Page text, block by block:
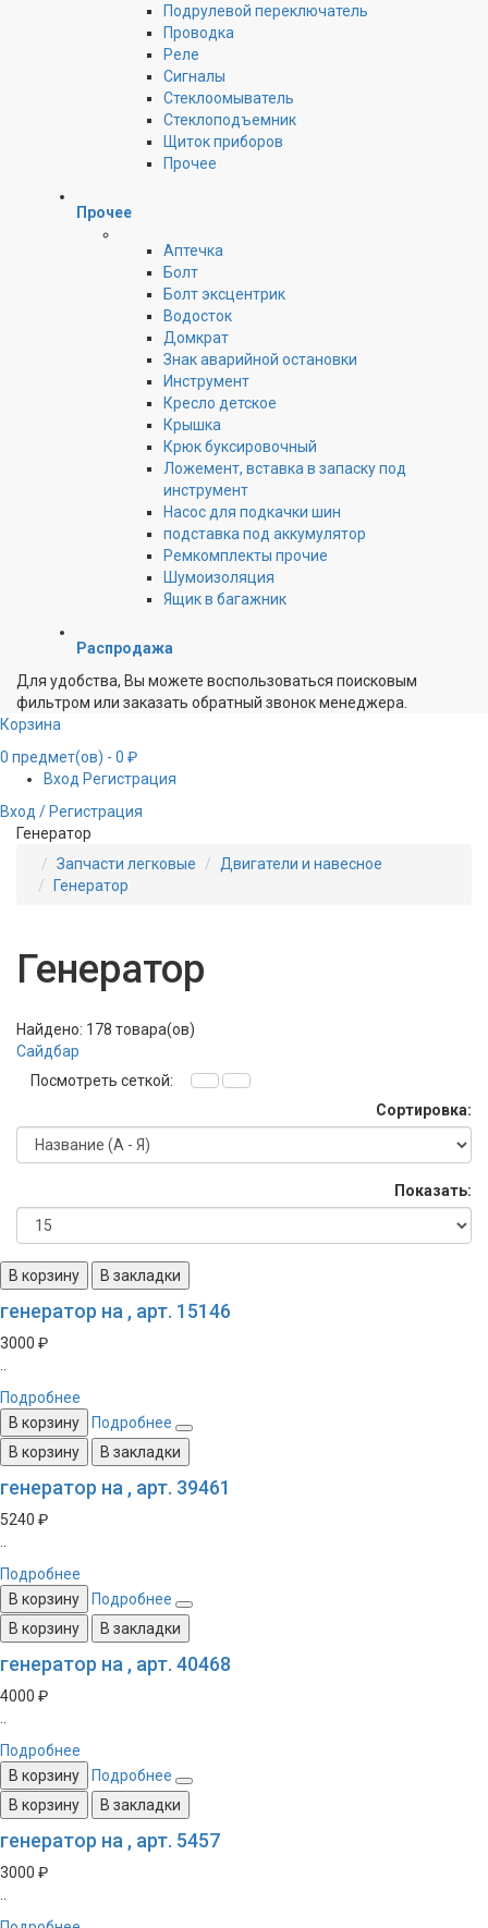
Подрулевой переключатель
Проводка
Реле
Сигналы
Стеклоомыватель
Стеклоподъемник
Щиток приборов
Прочее
Прочее
Аптечка
Болт
Болт эксцентрик
Водосток
Домкрат
Знак аварийной остановки
Инструмент
Кресло детское
Крышка
Крюк буксировочный
Ложемент, вставка в запаску под
инструмент
Насос для подкачки шин
подставка под аккумулятор
Ремкомплекты прочие
Шумоизоляция
Ящик в багажник
Распродажа
Для удобства, Вы можете воспользоваться поисковым
фильтром или заказать обратный звонок менеджера.
Корзина
0 предмет(ов) - 0 ₽
Вход Регистрация
Вход / Регистрация
Генератор
Запчасти легковые
Двигатели и навесное
Генератор
Генератор
Найдено: 178 товара(ов)
Сайдбар
Посмотреть сеткой:
Сортировка:
Показать:
В корзину В закладки
генератор на , арт. 15146
3000 ₽
Подробнее
В корзину
Подробнее
В корзину
В закладки
генератор на , арт. 39461
5240 ₽
Подробнее
В корзину
Подробнее
В корзину
В закладки
генератор на , арт. 40468
4000 ₽
Подробнее
В корзину
Подробнее
В корзину
В закладки
генератор на , арт. 5457
3000 ₽